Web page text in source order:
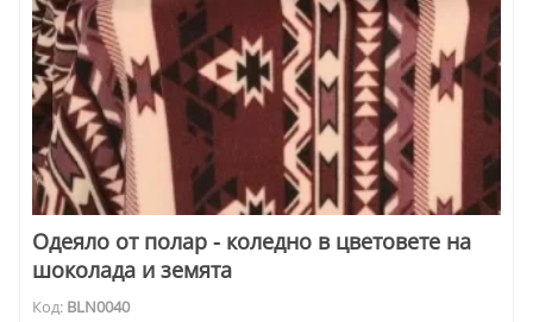
Одеяло от полар - коледно в цветовете на
шоколада и земята
Код: BLN0040